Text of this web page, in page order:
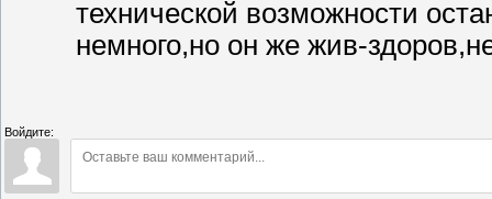
технической возможности
немного,но он же жив-
Войдите: